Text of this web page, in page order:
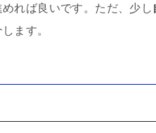
れば良いです。ただ、少し
ます。